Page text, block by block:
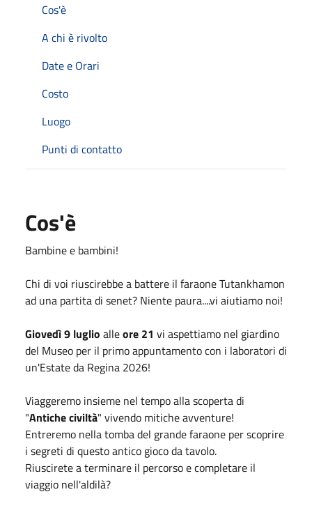
Cos'è
A chi è rivolto
Date e Orari
Costo
Luogo
Punti di contatto
Cos'è
Bambine e bambini!
Chi di voi riuscirebbe a battere il faraone Tutankhamon
ad una partita di senet? Niente paura....vi aiutiamo noi!
Giovedì 9 luglio alleore 21 vi aspettiamo nel giardino
del Museo per il primo appuntamento con i laboratori di
un'Estate da Regina 2026!
Viaggeremo insieme nel tempo alla scoperta di
"Antiche civiltà" vivendo mitiche avventure!
Entreremo nella tomba del grande faraone per scoprire
i segreti di questo antico gioco da tavolo.
Riuscirete a terminare il percorso e completare il
viaggio nell'aldilà?